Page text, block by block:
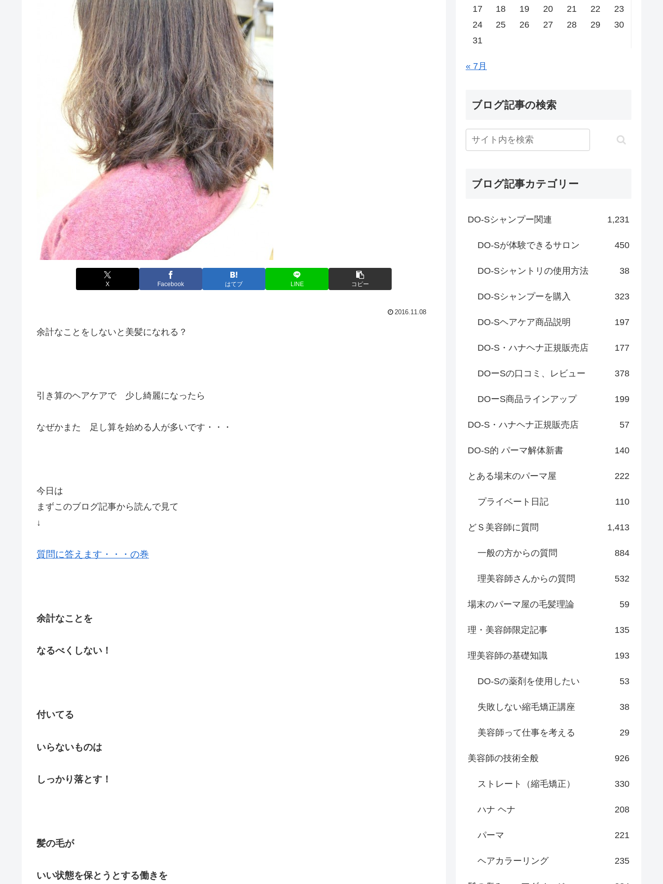
X Facebook はてブ LINE コピー
2016.11.08
余計なことをしないと美髪になれる？
引き算のヘアケアで 少し綺麗になったら
なぜかまた 足し算を始める人が多いです・・・
今日は
まずこのブログ記事から読んで見て
↓
質問に答えます・・・の巻
余計なことを
なるべくしない！
付いてる
いらないものは
しっかり落とす！
髪の毛が
いい状態を保とうとする働きを
17 18 19 20 21 22
23
24
25 26 27 28 29
30
31
« 7月
ブログ記事の検索
ブログ記事カテゴリー
DO-Sシャンプー関連 1,231
DO-Sが体験できるサロン 450
DO-Sシャントリの使用方法 38
DO-Sシャンプーを購入 323
DO-Sヘアケア商品説明 197
DO-S・ハナヘナ正規販売店 177
DOーSの口コミ、レビュー 378
DOーS商品ラインアップ 199
DO-S・ハナヘナ正規販売店 57
DO-S的 パーマ解体新書 140
とある場末のパーマ屋 222
プライベート日記 110
どＳ美容師に質問 1,413
一般の方からの質問 884
理美容師さんからの質問 532
場末のパーマ屋の毛髪理論 59
理・美容師限定記事 135
理美容師の基礎知識 193
DO-Sの薬剤を使用したい 53
失敗しない縮毛矯正講座 38
美容師って仕事を考える 29
美容師の技術全般 926
ストレート（縮毛矯正） 330
ハナ ヘナ 208
パーマ 221
ヘアカラーリング 235